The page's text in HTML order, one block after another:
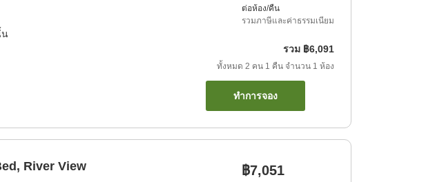
น
ต่อห้อง/คืน
รวมภาษีและค่าธรรมเนียม
รวม ฿6,091
ทั้งหมด 2 คน 1 คืน จำนวน 1 ห้อง
ทำการจอง
River View ฿7,051